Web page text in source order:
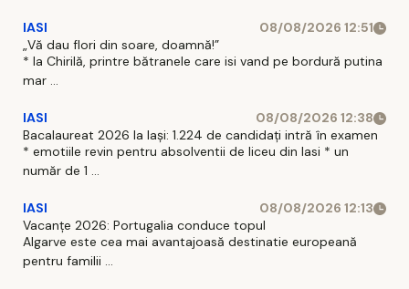
IASI
08/08/2026 12:51
„Vă dau flori din soare, doamnă!”
* la Chirilă, printre bătranele care isi vand pe bordură putina
mar ...
IASI
08/08/2026 12:38
Bacalaureat 2026 la Iași: 1.224 de candidați intră în examen
* emotiile revin pentru absolventii de liceu din Iasi * un
număr de 1 ...
IASI
08/08/2026 12:13
Vacanțe 2026: Portugalia conduce topul
Algarve este cea mai avantajoasă destinatie europeană
pentru familii ...